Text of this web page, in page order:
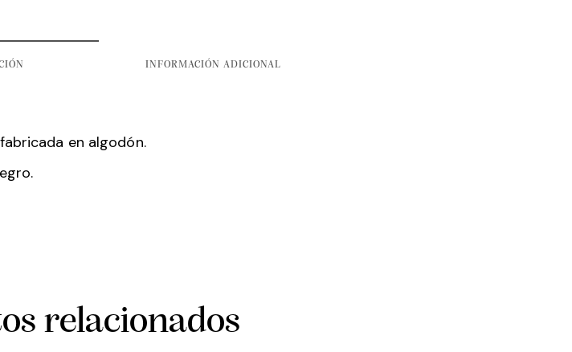
INFORMACIÓN ADICIONAL
en algodón.
relacionados